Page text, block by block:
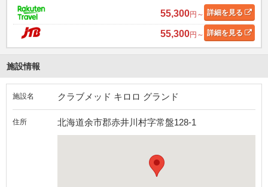
55,300円～ 詳細を見る
55,300円～ 詳細を見る
施設情報
施設名 クラブメッド キロロ グランド
住所 北海道余市郡赤井川村字常盤128-1